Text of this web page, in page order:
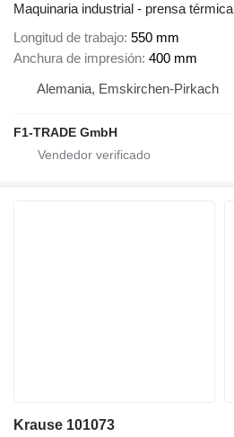
Maquinaria industrial - prensa térmica
Longitud de trabajo 550 mm
Anchura de impresión 400 mm
Alemania, Emskirchen-Pirkach
F1-TRADE GmbH
Krause 101073